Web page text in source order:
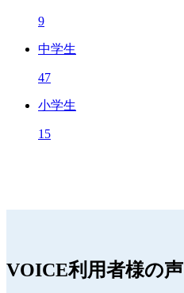
9
中学生
47
小学生
15
VOICE利用者様の声